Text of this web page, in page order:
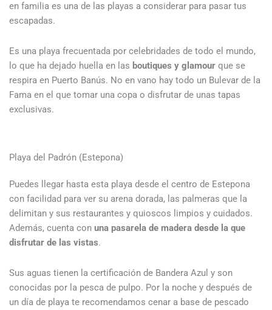
en familia es una de las playas a considerar para pasar tus
escapadas.
Es una playa frecuentada por celebridades de todo el mundo,
lo que ha dejado huella en las boutiques y glamour que se
respira en Puerto Banús. No en vano hay todo un Bulevar de la
Fama en el que tomar una copa o disfrutar de unas tapas
exclusivas.
Playa del Padrón (Estepona)
Puedes llegar hasta esta playa desde el centro de Estepona
con facilidad para ver su arena dorada, las palmeras que la
delimitan y sus restaurantes y quioscos limpios y cuidados.
Además, cuenta con una pasarela de madera desde la que
disfrutar de las vistas.
Sus aguas tienen la certificación de Bandera Azul y son
conocidas por la pesca de pulpo. Por la noche y después de
un día de playa te recomendamos cenar a base de pescado